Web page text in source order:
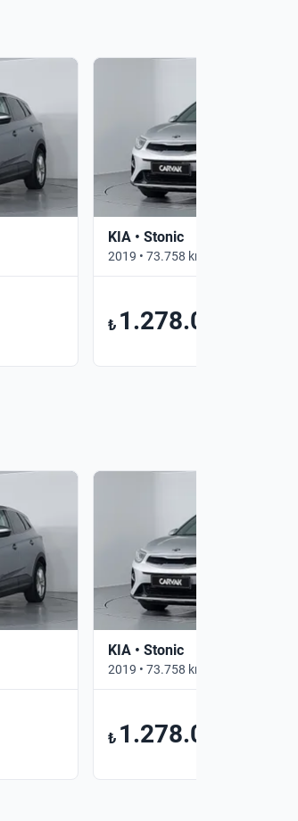
KIA • Stonic
2019 • 73.758 km • Otomatik
₺ 1.278.000
KIA • Stonic
2019 • 73.758 km • Otomatik
₺ 1.278.000